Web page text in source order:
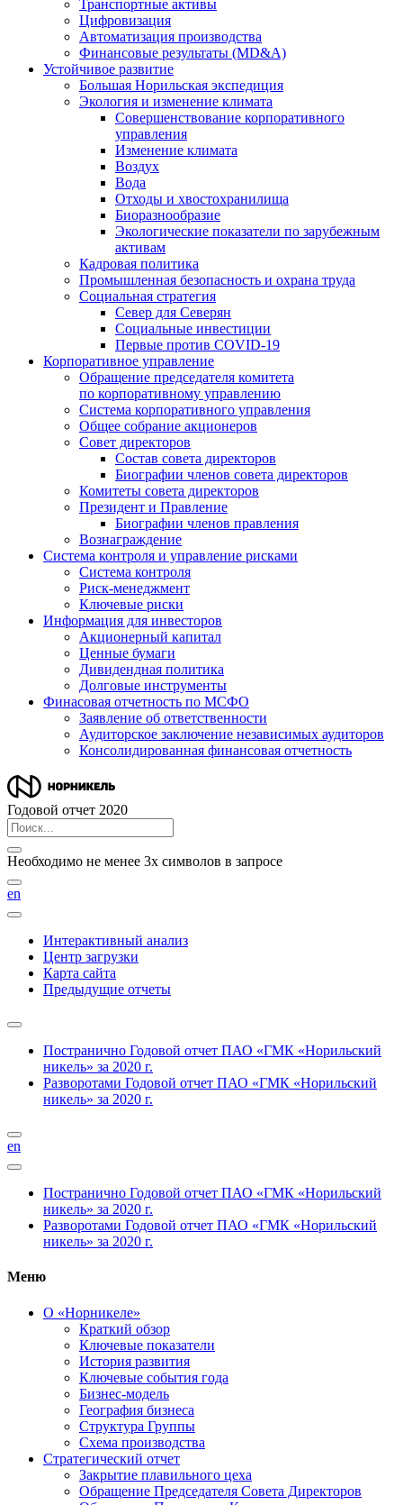
Транспортные активы
Цифровизация
Автоматизация производства
Финансовые результаты (MD&A)
Устойчивое развитие
Большая Норильская экспедиция
Экология и изменение климата
Совершенствование корпоративного
управления
Изменение климата
Воздух
Вода
Отходы и хвостохранилища
Биоразнообразие
Экологические показатели по зарубежным
активам
Кадровая политика
Промышленная безопасность и охрана труда
Социальная стратегия
Север для Северян
Социальные инвестиции
Первые против COVID‑19
Корпоративное управление
Обращение председателя комитета
по корпоративному управлению
Система корпоративного управления
Общее собрание акционеров
Совет директоров
Состав совета директоров
Биографии членов совета директоров
Комитеты совета директоров
Президент и Правление
Биографии членов правления
Вознаграждение
Система контроля и управление рисками
Система контроля
Риск-менеджмент
Ключевые риски
Информация для инвесторов
Акционерный капитал
Ценные бумаги
Дивидендная политика
Долговые инструменты
Финасовая отчетность по МСФО
Заявление об ответственности
Аудиторское заключение независимых аудиторов
Консолидированная финансовая отчетность
Годовой отчет 2020
Необходимо не менее 3х символов в запросе
en
Интерактивный анализ
Центр загрузки
Карта сайта
Предыдущие отчеты
Постранично Годовой отчет ПАО «ГМК «Норильский
никель» за 2020 г.
Разворотами Годовой отчет ПАО «ГМК «Норильский
никель» за 2020 г.
en
Постранично Годовой отчет ПАО «ГМК «Норильский
никель» за 2020 г.
Разворотами Годовой отчет ПАО «ГМК «Норильский
никель» за 2020 г.
Меню
О «Норникеле»
Краткий обзор
Ключевые показатели
История развития
Ключевые события года
Бизнес-модель
География бизнеса
Структура Группы
Схема производства
Стратегический отчет
Закрытие плавильного цеха
Обращение Председателя Совета Директоров